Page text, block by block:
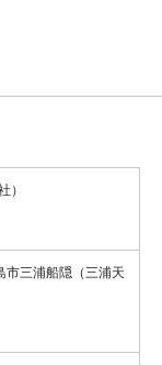
）
三浦船隠（三浦天